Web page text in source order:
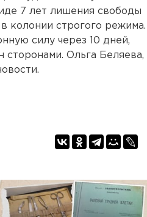
7 лет лишения свободы
колонии строгого режима.
силу через 10 дней,
сторонами. Ольга Беляева,